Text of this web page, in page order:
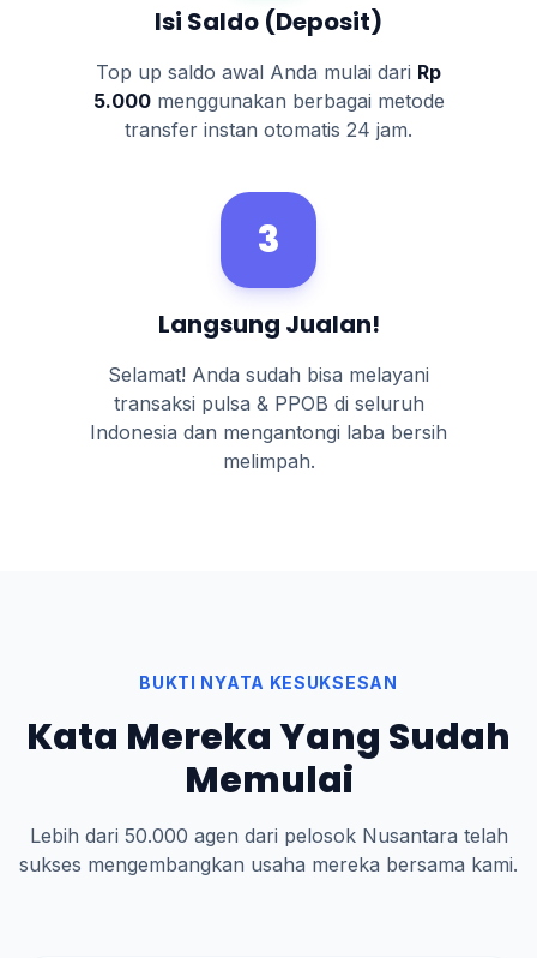
Isi Saldo (Deposit)
Top up saldo awal Anda mulai dari Rp
5.000menggunakan berbagai metode
transfer instan otomatis 24 jam.
3
Langsung Jualan!
Selamat! Anda sudah bisa melayani
transaksi pulsa & PPOB di seluruh
Indonesia dan mengantongi laba bersih
melimpah.
BUKTI NYATA KESUKSESAN
Kata Mereka Yang Sudah
Memulai
Lebih dari 50.000 agen dari pelosok Nusantara telah
sukses mengembangkan usaha mereka bersama kami.